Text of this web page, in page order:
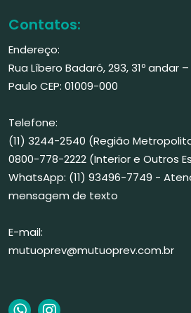
Contatos:
Endereço:
Rua Líbero Badaró, 293, 31º andar
Paulo CEP: 01009-000
Telefone:
(11) 3244-2540 (Região
0800-778-2222 (Interior e Outros
WhatsApp: (11) 93496-7749 -
mensagem de texto
E-mail:
mutuoprev@mutuoprev.com.br